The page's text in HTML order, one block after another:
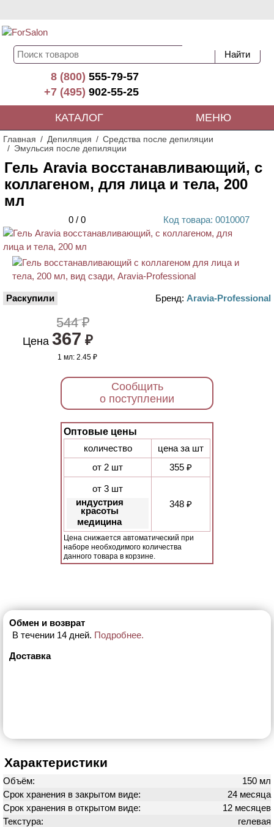
8 (800)555-79-57
+7 (495)902-55-25
КАТАЛОГ МЕНЮ
Главная Депиляция
Средства после депиляции
Эмульсия после депиляции
Гель Aravia восстанавливающий, с
коллагеном, для лица и тела, 200
мл
0 / 0 Код товара: 0010007
Раскупили Бренд: Aravia-Professional
544 ₽
Цена 367 ₽
1 мл:2.45 ₽
Сообщить
о поступлении
Оптовые цены
количество
цена за шт
от 2 шт
355 ₽
от 3 шт
индустрия
красоты
медицина
348 ₽
Цена снижается автоматический при
наборе необходимого количества
данного товара в корзине.
Обмен и возврат
В течении 14 дней. Подробнее.
Доставка
Характеристики
Объём:
150 мл
Срок хранения в закрытом виде:
24 месяца
Срок хранения в открытом виде:
12 месяцев
Текстура:
гелевая